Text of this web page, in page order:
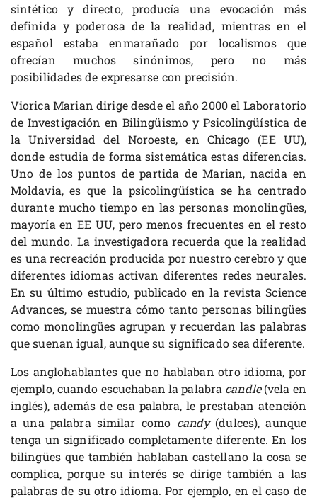
sintético y directo, producía una evocación más
definida y poderosa de la realidad, mientras en el
español estaba enmarañado por localismos que
ofrecían muchos sinónimos, pero no más
posibilidades de expresarse con precisión.
Viorica Marian dirige desde el año 2000 el Laboratorio
de Investigación en Bilingüismo y Psicolingüística de
la Universidad del Noroeste, en Chicago (EE UU),
donde estudia de forma sistemática estas diferencias.
Uno de los puntos de partida de Marian, nacida en
Moldavia, es que la psicolingüística se ha centrado
durante mucho tiempo en las personas monolingües,
mayoría en EE UU, pero menos frecuentes en el resto
del mundo. La investigadora recuerda que la realidad
es una recreación producida por nuestro cerebro y que
diferentes idiomas activan diferentes redes neurales.
En su último estudio, publicado en la revista Science
Advances, se muestra cómo tanto personas bilingües
como monolingües agrupan y recuerdan las palabras
que suenan igual, aunque su significado sea diferente.
Los anglohablantes que no hablaban otro idioma, por
ejemplo, cuando escuchaban la palabra candle(vela en
inglés), además de esa palabra, le prestaban atención
a una palabra similar como candy(dulces), aunque
tenga un significado completamente diferente. En los
bilingües que también hablaban castellano la cosa se
complica, porque su interés se dirige también a las
palabras de su otro idioma. Por ejemplo, en el caso de